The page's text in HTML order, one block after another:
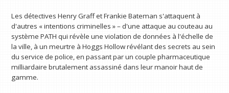
Les détectives Henry Graff et Frankie Bateman s'attaquent à
d'autres « intentions criminelles » – d'une attaque au couteau au
système PATH qui révèle une violation de données à l'échelle de
la ville, à un meurtre à Hoggs Hollow révélant des secrets au sein
du service de police, en passant par un couple pharmaceutique
milliardaire brutalement assassiné dans leur manoir haut de
gamme.